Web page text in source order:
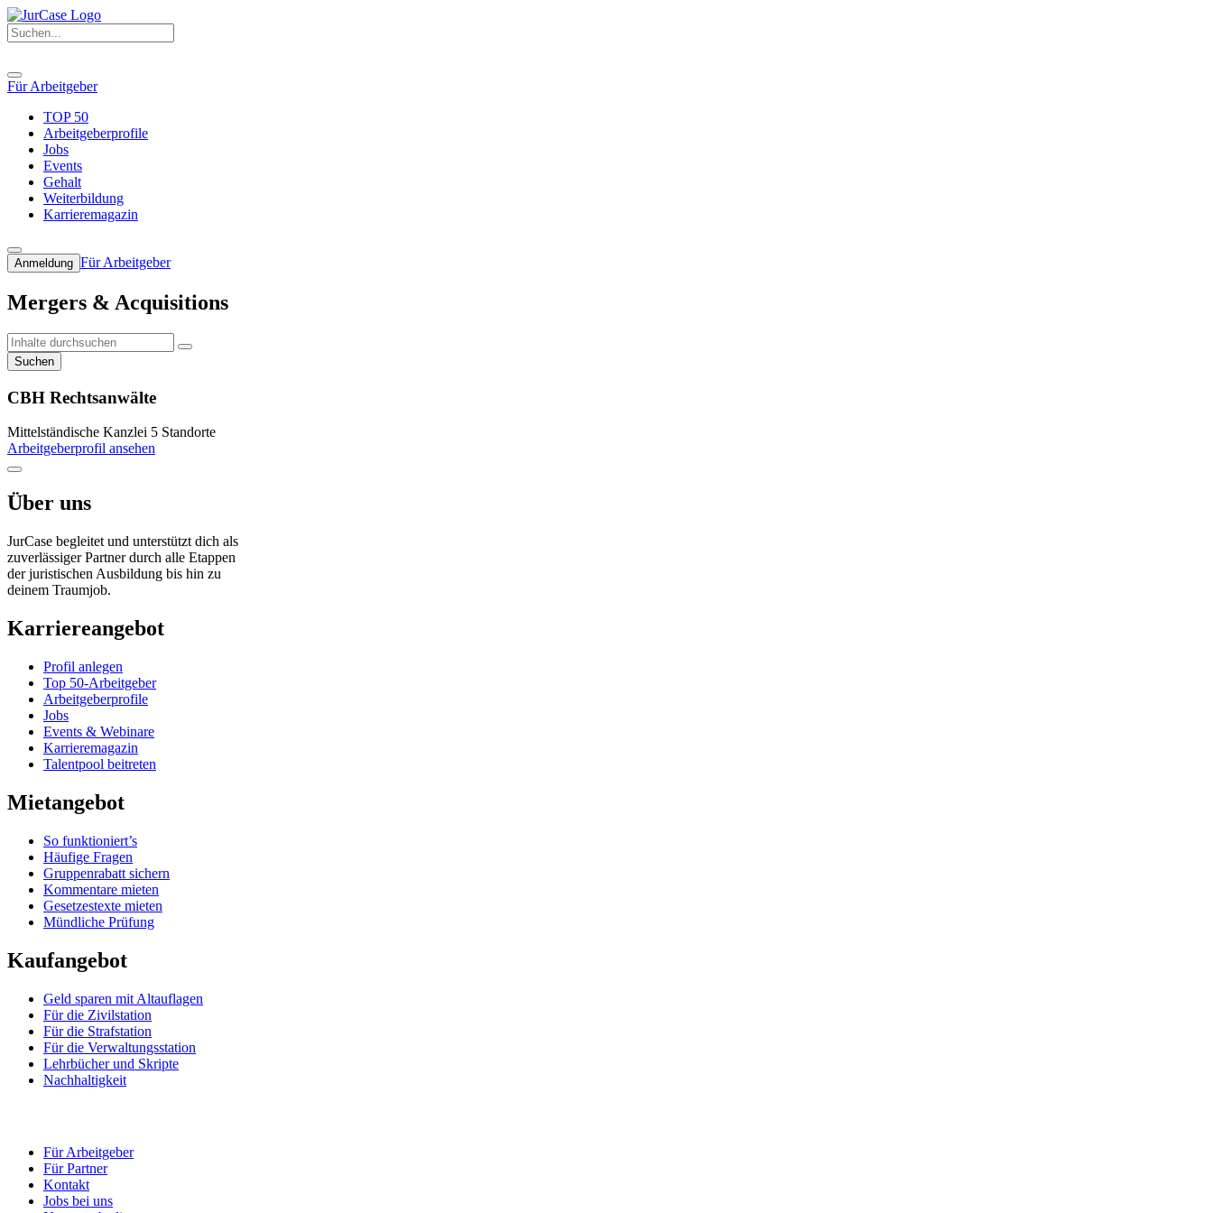
Für Arbeitgeber
TOP 50
Arbeitgeberprofile
Jobs
Events
Gehalt
Weiterbildung
Karrieremagazin
Anmeldung Für Arbeitgeber
Mergers & Acquisitions
Suchen
CBH Rechtsanwälte
Mittelständische Kanzlei 5 Standorte
Arbeitgeberprofil ansehen
Über uns
JurCase begleitet und unterstützt dich als
zuverlässiger Partner durch alle Etappen
der juristischen Ausbildung bis hin zu
deinem Traumjob.
Karriereangebot
Profil anlegen
Top 50-Arbeitgeber
Arbeitgeberprofile
Jobs
Events & Webinare
Karrieremagazin
Talentpool beitreten
Mietangebot
So funktioniert’s
Häufige Fragen
Gruppenrabatt sichern
Kommentare mieten
Gesetzestexte mieten
Mündliche Prüfung
Kaufangebot
Geld sparen mit Altauflagen
Für die Zivilstation
Für die Strafstation
Für die Verwaltungsstation
Lehrbücher und Skripte
Nachhaltigkeit
Für Arbeitgeber
Für Partner
Kontakt
Jobs bei uns